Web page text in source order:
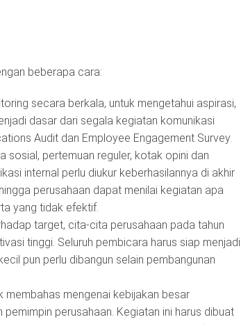
beberapa cara:
secara berkala, untuk mengetahui aspirasi,
dasar dari segala kegiatan komunikasi
Audit dan Employee Engagement Survey.
sosial, pertemuan reguler, kotak opini dan
internal perlu diukur keberhasilannya di akhir
perusahaan dapat menilai kegiatan apa
yang tidak efektif.
target, cita-cita perusahaan pada tahun
tinggi. Seluruh pembicara harus siap menjadi
pun perlu dibangun selain pembangunan
membahas mengenai kebijakan besar
perusahaan. Kegiatan ini harus dibuat